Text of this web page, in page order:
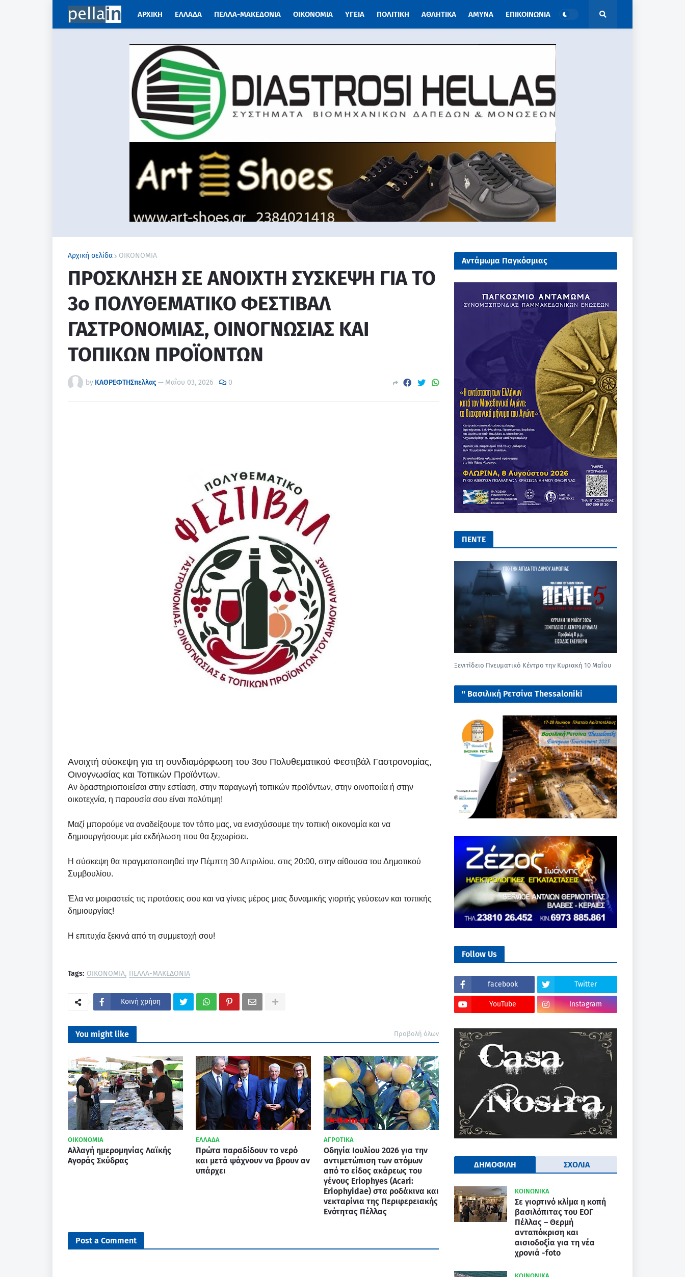
ΑΡΧΙΚΗ ΕΛΛΑΔΑ ΠΕΛΛΑ-ΜΑΚΕΔΟΝΙΑ ΟΙΚΟΝΟΜΙΑ ΥΓΕΙΑ ΠΟΛΙΤΙΚΗ ΑΘΛΗΤΙΚΑ ΑΜΥΝΑ ΕΠΙΚΟΙΝΩΝΙΑ ΑΠΟΨΕΙΣ
Αρχική σελίδα ΟΙΚΟΝΟΜΙΑ
ΠΡΟΣΚΛΗΣΗ ΣΕ ΑΝΟΙΧΤΗ ΣΥΣΚΕΨΗ ΓΙΑ ΤΟ
3ο ΠΟΛΥΘΕΜΑΤΙΚΟ ΦΕΣΤΙΒΑΛ
ΓΑΣΤΡΟΝΟΜΙΑΣ, ΟΙΝΟΓΝΩΣΙΑΣ ΚΑΙ
ΤΟΠΙΚΩΝ ΠΡΟΪΟΝΤΩΝ
by ΚΑΘΡΕΦΤΗΣπελλας— Μαΐου 03, 2026 0
Ανοιχτή σύσκεψη για τη συνδιαμόρφωση του 3ου Πολυθεματικού Φεστιβάλ Γαστρονομίας,
Οινογνωσίας και Τοπικών Προϊόντων.
Αν δραστηριοποιείσαι στην εστίαση, στην παραγωγή τοπικών προϊόντων, στην οινοποιία ή στην
οικοτεχνία, η παρουσία σου είναι πολύτιμη!
Μαζί μπορούμε να αναδείξουμε τον τόπο μας, να ενισχύσουμε την τοπική οικονομία και να
δημιουργήσουμε μία εκδήλωση που θα ξεχωρίσει.
Η σύσκεψη θα πραγματοποιηθεί την Πέμπτη 30 Απριλίου, στις 20:00, στην αίθουσα του Δημοτικού
Συμβουλίου.
Έλα να μοιραστείς τις προτάσεις σου και να γίνεις μέρος μιας δυναμικής γιορτής γεύσεων και τοπικής
δημιουργίας!
Η επιτυχία ξεκινά από τη συμμετοχή σου!
Tags: ΟΙΚΟΝΟΜΙΑ ΠΕΛΛΑ-ΜΑΚΕΔΟΝΙΑ
Κοινή χρήση
You might like Προβολή όλων
ΟΙΚΟΝΟΜΙΑ
Αλλαγή ημερομηνίας Λαϊκής
Αγοράς Σκύδρας
ΕΛΛΑΔΑ
Πρώτα παραδίδουν το νερό
και µετά ψάχνουν να βρουν αν
υπάρχει
ΑΓΡΟΤΙΚΑ
Οδηγία Ιουλίου 2026 για την
αντιμετώπιση των ατόμων
από το είδος ακάρεως του
γένους Eriophyes (Acari:
Eriophyidae) στα ροδάκινα και
νεκταρίνια της Περιφερειακής
Ενότητας Πέλλας
Post a Comment
Αντάμωμα Παγκόσμιας
Ενώσεων
ΠΕΝΤΕ
Ξενιτίδειο Πνευματικό Κέντρο την Κυριακή 10 Μαΐου
" Βασιλική Ρετσίνα Thessaloniki
Follow Us
facebook Twitter
YouTube Instagram
ΔΗΜΟΦΙΛΗ ΣΧΟΛΙΑ
ΚΟΙΝΩΝΙΚΑ
Σε γιορτινό κλίμα η κοπή
βασιλόπιτας του ΕΟΓ
Πέλλας – Θερμή
ανταπόκριση και
αισιοδοξία για τη νέα
χρονιά -foto